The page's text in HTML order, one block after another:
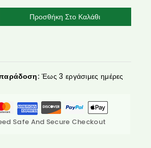
Προσθήκη Στο Καλάθι
Έως 3 εργάσιμες ημέρες
Safe And Secure Checkout